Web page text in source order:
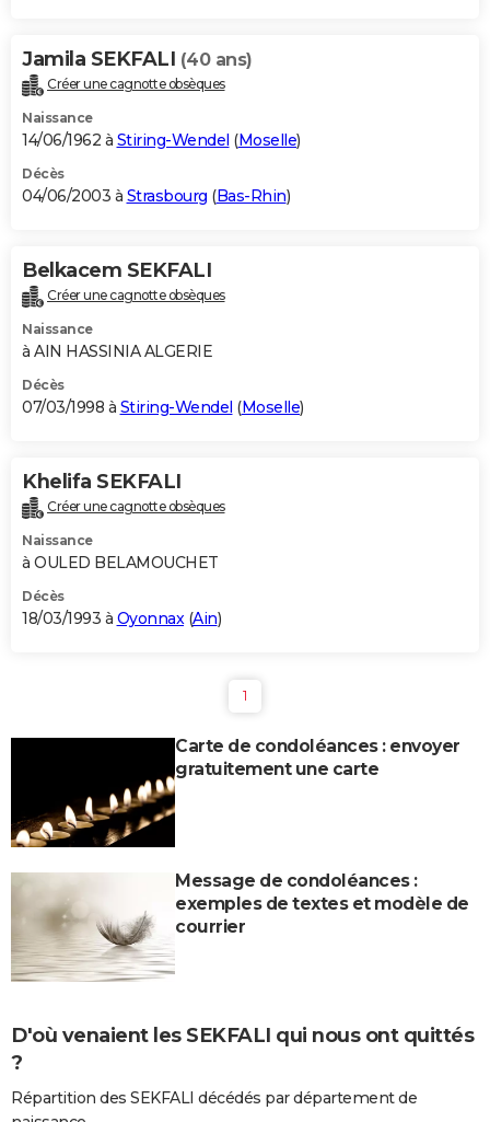
Jamila SEKFALI (40 ans)
Créer une cagnotte obsèques
Naissance
14/06/1962 à Stiring-Wendel (Moselle)
Décès
04/06/2003 à Strasbourg (Bas-Rhin)
Belkacem SEKFALI
Créer une cagnotte obsèques
Naissance
à AIN HASSINIA ALGERIE
Décès
07/03/1998 à Stiring-Wendel (Moselle)
Khelifa SEKFALI
Créer une cagnotte obsèques
Naissance
à OULED BELAMOUCHET
Décès
18/03/1993 à Oyonnax(Ain)
1
Carte de condoléances : envoyer
gratuitement une carte
Message de condoléances :
exemples de textes et modèle de
courrier
D'où venaient les SEKFALI qui nous ont quittés
?
Répartition des SEKFALI décédés par département de